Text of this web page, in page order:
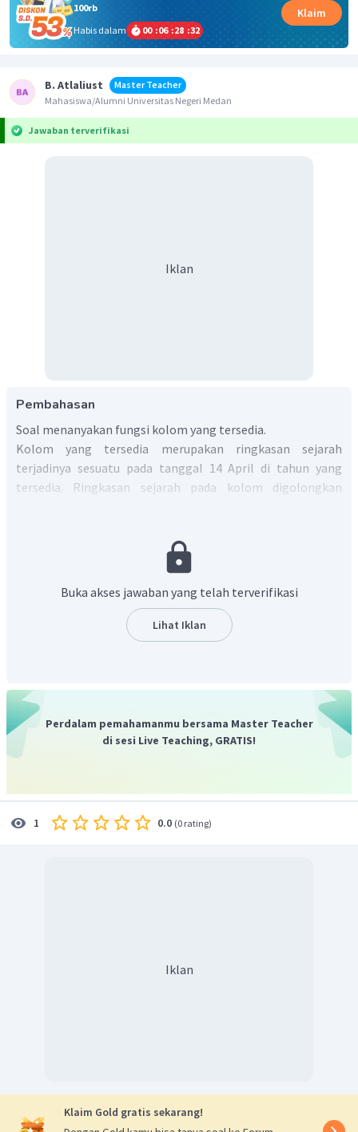
100rb
Habis dalam
00 :06 :28 :32
Klaim
B. Atlaliust
Master Teacher
Mahasiswa/Alumni Universitas Negeri Medan
Jawaban terverifikasi
Iklan
Pembahasan
Soal menanyakan fungsi kolom yang tersedia.
Kolom yang tersedia merupakan ringkasan sejarah
terjadinya sesuatu pada tanggal 14 April di tahun yang
tersedia. Ringkasan sejarah pada kolom digolongkan
lebih banyak tentang hal-hal penting yang terjadi di masa
"The function of the column is to tell historical events so
that people know more about important things that happened
more about important things that happened in the past."
Buka akses jawaban yang telah terverifikasi
Lihat Iklan
Perdalam pemahamanmu bersama Master Teacher
di sesi Live Teaching, GRATIS!
1 0.0 (0 rating)
Iklan
Klaim Gold gratis sekarang!